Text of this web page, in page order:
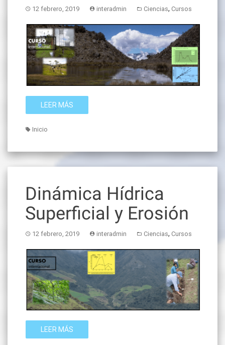
12 febrero, 2019 interadmin Ciencias, Cursos
LEER MÁS
Inicio
Dinámica Hídrica
Superficial y Erosión
12 febrero, 2019 interadmin Ciencias, Cursos
LEER MÁS